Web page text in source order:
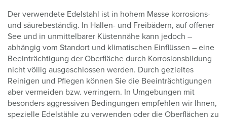
Der verwendete Edelstahl ist in hohem Masse korrosions-
und säurebeständig. In Hallen- und Freibädern, auf offener
See und in unmittelbarer Küstennähe kann jedoch –
abhängig vom Standort und klimatischen Einflüssen – eine
Beeinträchtigung der Oberfläche durch Korrosionsbildung
nicht völlig ausgeschlossen werden. Durch gezieltes
Reinigen und Pflegen können Sie die Beeinträchtigungen
aber vermeiden bzw. verringern. In Umgebungen mit
besonders aggressiven Bedingungen empfehlen wir Ihnen,
spezielle Edelstähle zu verwenden oder die Oberflächen zu